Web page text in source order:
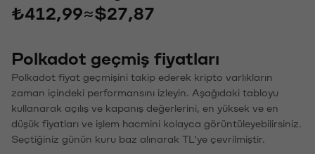
₺412,99≈$27,87
Polkadot geçmiş fiyatları
Polkadot fiyat geçmişini takip ederek kripto varlıkların
zaman içindeki performansını izleyin. Aşağıdaki tabloyu
kullanarak açılış ve kapanış değerlerini, en yüksek ve en
düşük fiyatları ve işlem hacmini kolayca görüntüleyebilirsiniz.
Seçtiğiniz günün kuru baz alınarak TL'ye çevrilmiştir.